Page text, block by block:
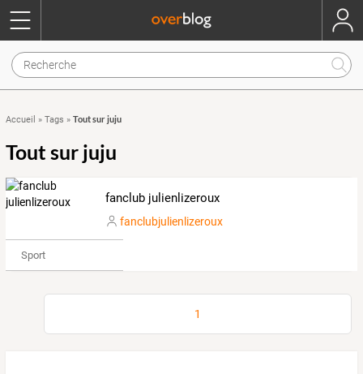
Accueil » Tags » Tout sur juju
Tout sur juju
fanclub julienlizeroux
fanclubjulienlizeroux
Sport
1